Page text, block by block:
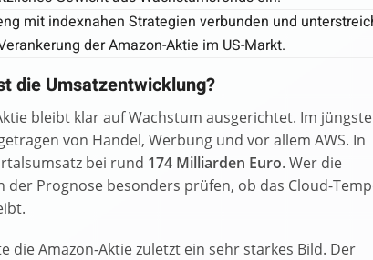
mit indexnahen Strategien verbunden und
der Amazon-Aktie im US-Markt.
die Umsatzentwicklung?
bleibt klar auf Wachstum ausgerichtet. Im
von Handel, Werbung und vor allem AWS. In
bei rund 174 Milliarden Euro. Wer die
der Prognose besonders prüfen, ob das Cloud-
die Amazon-Aktie zuletzt ein sehr starkes Bild. Der